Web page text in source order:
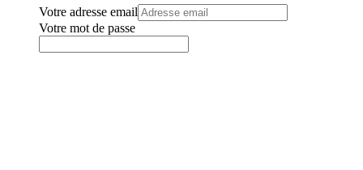
Votre adresse email
Votre mot de passe